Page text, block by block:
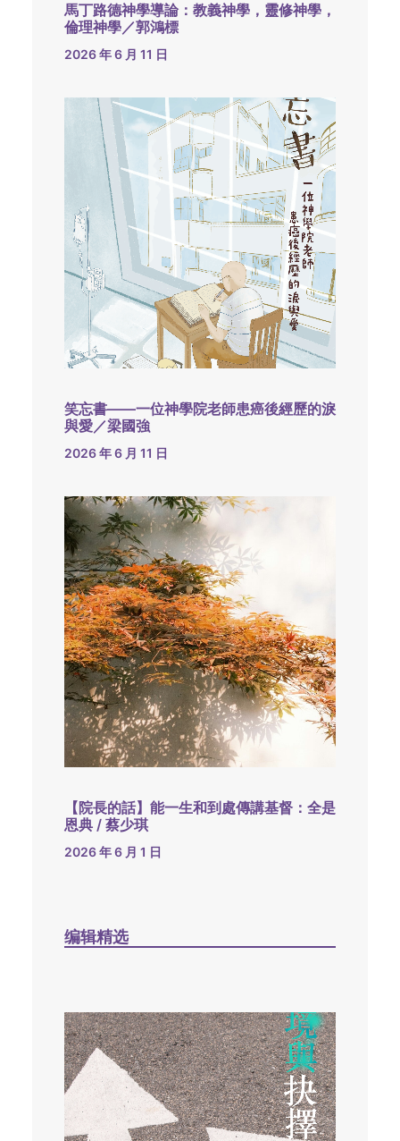
馬丁路德神學導論：教義神學，靈修神學，
倫理神學／郭鴻標
2026 年 6 月 11 日
笑忘書——一位神學院老師患癌後經歷的淚
與愛／梁國強
2026 年 6 月 11 日
【院長的話】能一生和到處傳講基督：全是
恩典 / 蔡少琪
2026 年 6 月 1 日
编辑精选